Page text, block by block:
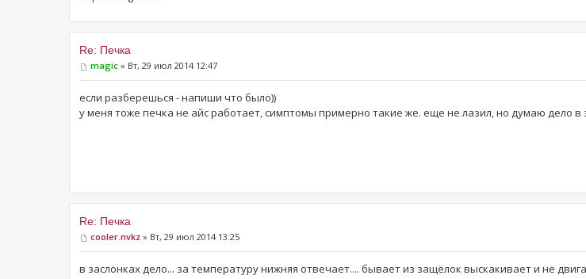
Re: Печка
magic » Вт, 29 июл 2014 12:47
если разберешься - напиши что было))
у меня тоже печка не айс работает, симптомы примерно такие же. еще не лазил, но думаю дело в
Re: Печка
cooler.nvkz » Вт, 29 июл 2014 13:25
в заслонках дело... за температуру нижняя отвечает.... бывает из защёлок выскакивает и не